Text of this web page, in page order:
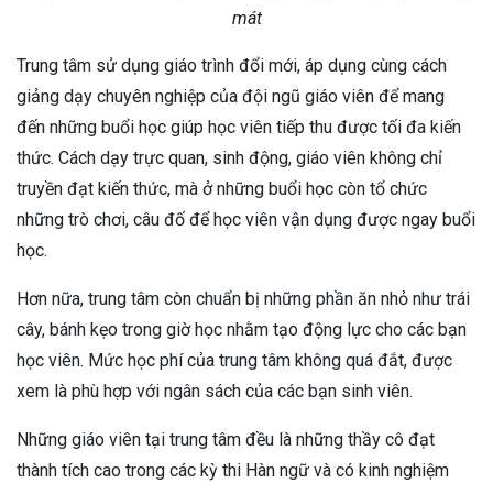
mát
Trung tâm sử dụng giáo trình đổi mới, áp dụng cùng cách
giảng dạy chuyên nghiệp của đội ngũ giáo viên để mang
đến những buổi học giúp học viên tiếp thu được tối đa kiến
thức. Cách dạy trực quan, sinh động, giáo viên không chỉ
truyền đạt kiến thức, mà ở những buổi học còn tổ chức
những trò chơi, câu đố để học viên vận dụng được ngay buổi
học.
Hơn nữa, trung tâm còn chuẩn bị những phần ăn nhỏ như trái
cây, bánh kẹo trong giờ học nhằm tạo động lực cho các bạn
học viên. Mức học phí của trung tâm không quá đắt, được
xem là phù hợp với ngân sách của các bạn sinh viên.
Những giáo viên tại trung tâm đều là những thầy cô đạt
thành tích cao trong các kỳ thi Hàn ngữ và có kinh nghiệm